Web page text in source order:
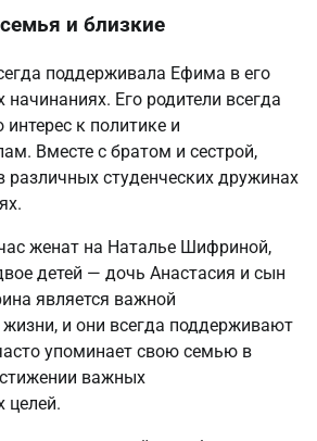
и близкие
поддерживала Ефима в его
Его родители всегда
к политике и
Вместе с братом и сестрой,
различных студенческих дружинах
женат на Наталье Шифриной,
детей — дочь Анастасия и сын
является важной
и они всегда поддерживают
упоминает свою семью в
важных
целей.